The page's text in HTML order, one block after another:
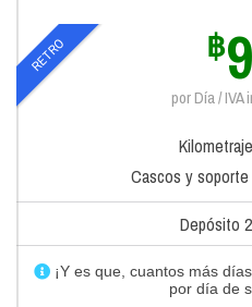
RETRO ฿
por Día / IVA
Cascos y
Depósito
¡Y es que, cuantos más
por día de